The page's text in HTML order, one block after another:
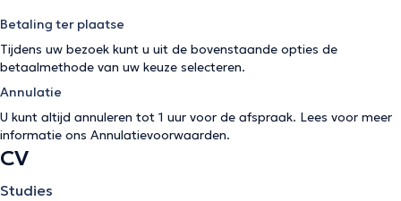
Betaling ter plaatse
Tijdens uw bezoek kunt u uit de bovenstaande opties de
betaalmethode van uw keuze selecteren.
Annulatie
U kunt altijd annuleren tot 1 uur voor de afspraak. Lees voor meer
informatie ons Annulatievoorwaarden.
CV
Studies